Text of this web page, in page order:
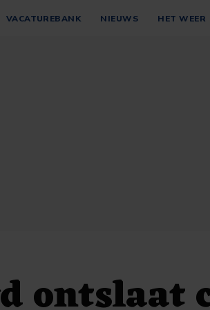
VACATUREBANK NIEUWS HET WEER